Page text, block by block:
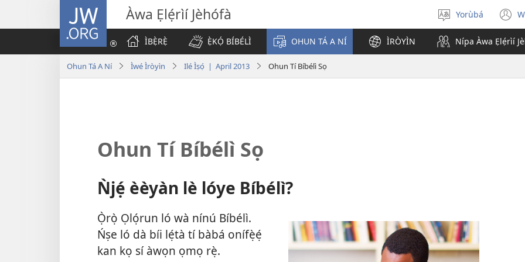
JW.ORG Àwa Ẹlẹ́rìí Jèhófà
Yan
èdè
Yorùbá
ÌBẸ̀RẸ̀
Ẹ̀KỌ́ BÍBÉLÌ OHUN TÁ A NÍ ÌRÒYÌN Nípa Àwa Ẹlẹ́rìí
Ohun Tá A Ní Ìwé Ìròyìn Ilé Ìṣọ́ | April 2013 Ohun Tí Bíbélì Sọ
Ohun Tí Bíbélì Sọ
Ǹjẹ́ èèyàn lè lóye Bíbélì?
Ọ̀rọ̀ Ọlọ́run ló wà nínú Bíbélì.
Ńṣe ló dà bíi lẹ́tà tí bàbá onífẹ̀ẹ́
kan kọ sí àwọn ọmọ rẹ̀.